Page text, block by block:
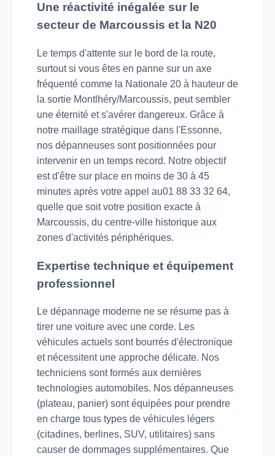
Une réactivité inégalée sur le
secteur de Marcoussis et la N20
Le temps d'attente sur le bord de la route,
surtout si vous êtes en panne sur un axe
fréquenté comme la Nationale 20 à hauteur de
la sortie Montlhéry/Marcoussis, peut sembler
une éternité et s'avérer dangereux. Grâce à
notre maillage stratégique dans l'Essonne,
nos dépanneuses sont positionnées pour
intervenir en un temps record. Notre objectif
est d'être sur place en moins de 30 à 45
minutes après votre appel au01 88 33 32 64,
quelle que soit votre position exacte à
Marcoussis, du centre-ville historique aux
zones d'activités périphériques.
Expertise technique et équipement
professionnel
Le dépannage moderne ne se résume pas à
tirer une voiture avec une corde. Les
véhicules actuels sont bourrés d'électronique
et nécessitent une approche délicate. Nos
techniciens sont formés aux dernières
technologies automobiles. Nos dépanneuses
(plateau, panier) sont équipées pour prendre
en charge tous types de véhicules légers
(citadines, berlines, SUV, utilitaires) sans
causer de dommages supplémentaires. Que